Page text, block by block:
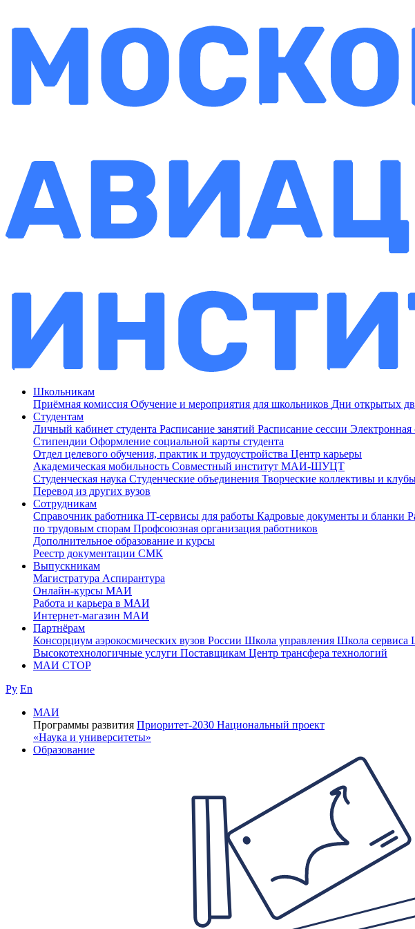
Школьникам
Приёмная комиссия Обучение и мероприятия для школьников Дни открытых
Студентам
Личный кабинет студента Расписание занятий Расписание сессии Электронная
Стипендии Оформление социальной карты студента
Отдел целевого обучения, практик и трудоустройства Центр карьеры
Академическая мобильность Совместный институт МАИ-ШУЦТ
Студенческая наука Студенческие объединения Творческие коллективы и
Перевод из других вузов
Сотрудникам
Cправочник работника IT-сервисы для работы Кадровые документы и бланки
по трудовым спорам Профсоюзная организация работников
Дополнительное образование и курсы
Реестр документации СМК
Выпускникам
Магистратура Аспирантура
Онлайн-курсы МАИ
Работа и карьера в МАИ
Интернет-магазин МАИ
Партнёрам
Консорциум аэрокосмических вузов России Школа управления Школа сервиса
Высокотехнологичные услуги Поставщикам Центр трансфера технологий
МАИ СТОР
Ру En
МАИ
Программы развития Приоритет-2030 Национальный проект
«Наука и университеты»
Образование